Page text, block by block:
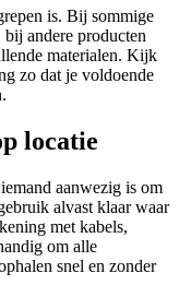
is. Bij sommige
andere producten
materialen. Kijk
zo dat je voldoende
locatie
aanwezig is om
alvast klaar waar
met kabels,
om alle
snel en zonder